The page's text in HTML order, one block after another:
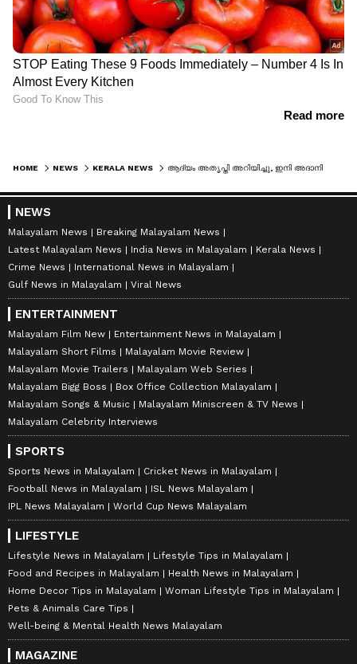
HOME NEWS KERALA NEWS
NEWS
Malayalam News
Breaking Malayalam News
Latest Malayalam News
India News in Malayalam
Kerala News
Crime News
International News in Malayalam
Gulf News in Malayalam
Viral News
ENTERTAINMENT
Malayalam Film New
Entertainment News in Malayalam
Malayalam Short Films
Malayalam Movie Review
Malayalam Movie Trailers
Malayalam Web Series
Malayalam Bigg Boss
Box Office Collection Malayalam
Malayalam Songs & Music
Malayalam Miniscreen & TV News
Malayalam Celebrity Interviews
SPORTS
Sports News in Malayalam
Cricket News in Malayalam
Football News in Malayalam
ISL News Malayalam
IPL News Malayalam
World Cup News Malayalam
LIFESTYLE
Lifestyle News in Malayalam
Lifestyle Tips in Malayalam
Food and Recipes in Malayalam
Health News in Malayalam
Home Decor Tips in Malayalam
Woman Lifestyle Tips in Malayalam
Pets & Animals Care Tips
Well-being & Mental Health News Malayalam
MAGAZINE